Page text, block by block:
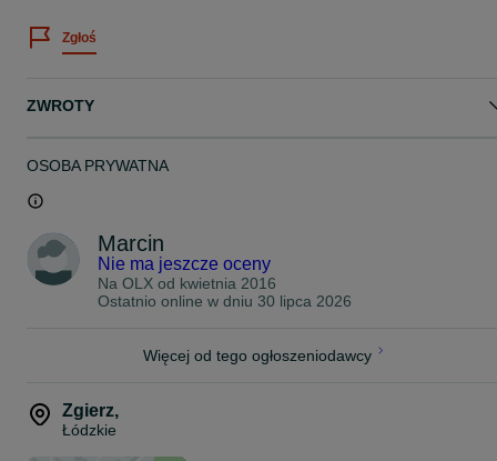
Zgłoś
ZWROTY
OSOBA PRYWATNA
Marcin
Nie ma jeszcze oceny
Na OLX od kwietnia 2016
Ostatnio online w dniu 30 lipca 2026
Więcej od tego ogłoszeniodawcy
Zgierz,
Łódzkie